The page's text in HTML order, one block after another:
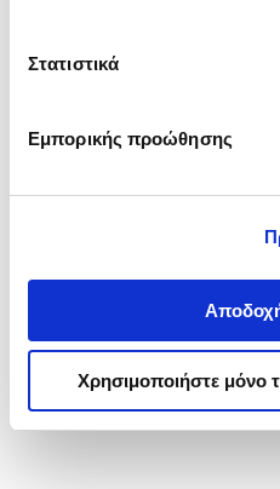
Στατιστικά
Εμπορικής προώθησης
Χρησιμοποιήστε μόνο